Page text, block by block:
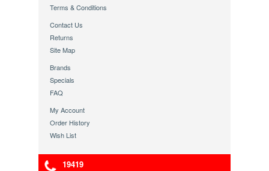
Terms & Conditions
Contact Us
Returns
Site Map
Brands
Specials
FAQ
My Account
Order History
Wish List
19419